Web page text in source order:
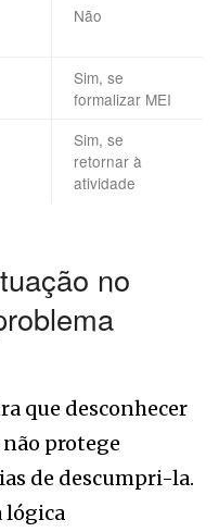
Não
Sim, se
formalizar MEI
Sim, se
retornar à
atividade
no
que desconhecer
protege
de descumpri-la.
lógica